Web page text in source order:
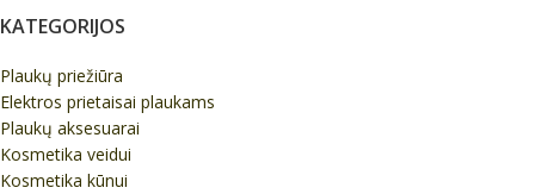
KATEGORIJOS
Plaukų priežiūra
Elektros prietaisai plaukams
Plaukų aksesuarai
Kosmetika veidui
Kosmetika kūnui